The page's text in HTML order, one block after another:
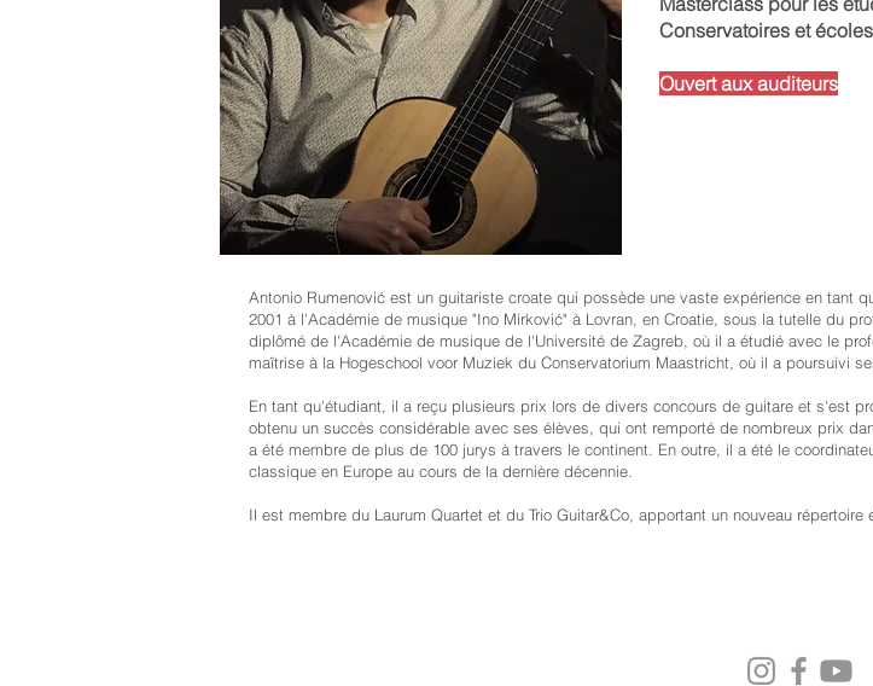
Conservatoires et
Ouvert aux auditeurs
Antonio Rumenović est un guitariste croate qui possède une vaste expérience en tant
2001 à l'Académie de musique "Ino Mirković" à Lovran, en Croatie, sous la tutelle du
diplômé de l'Académie de musique de l'Université de Zagreb, où il a étudié avec le
maîtrise à la Hogeschool voor Muziek du Conservatorium Maastricht, où il a poursuivi
En tant qu'étudiant, il a reçu plusieurs prix lors de divers concours de guitare et s'est
obtenu un succès considérable avec ses élèves, qui ont remporté de nombreux prix
a été membre de plus de 100 jurys à travers le continent. En outre, il a été le
classique en Europe au cours de la dernière décennie.
Il est membre du Laurum Quartet et du Trio Guitar&Co, apportant un nouveau